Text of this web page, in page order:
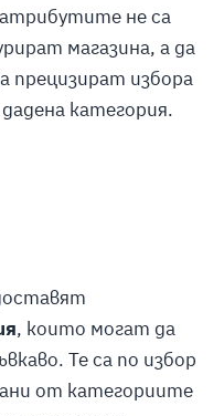
не са
магазина, а да
прецизират избора
категория.
, които могат да
Те са по избор
от категориите